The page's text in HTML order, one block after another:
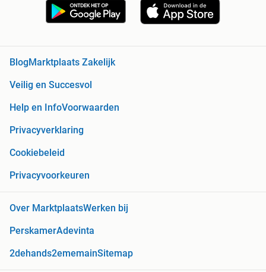
BlogMarktplaats Zakelijk
Veilig en Succesvol
Help en InfoVoorwaarden
Privacyverklaring
Cookiebeleid
Privacyvoorkeuren
Over MarktplaatsWerken bij
PerskamerAdevinta
2dehands2ememainSitemap